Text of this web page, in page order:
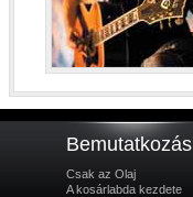
Bemutatkozás
Csak az Olaj
A kosárlabda kezdete